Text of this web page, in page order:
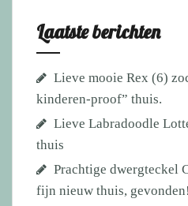
Laatste berichten
Lieve mooie Rex (6)
kinderen-proof” thuis.
Lieve Labradoodle
thuis
Prachtige dwergteckel
fijn nieuw thuis, gevonden!